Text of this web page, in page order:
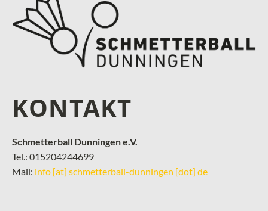
KONTAKT
Schmetterball Dunningen e.V.
Tel.: 015204244699
Mail: info [at] schmetterball-dunningen [dot] de